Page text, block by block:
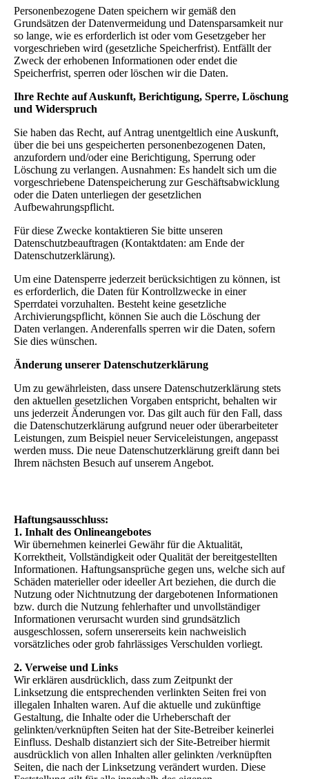
Personenbezogene Daten speichern wir gemäß den
Grundsätzen der Datenvermeidung und Datensparsamkeit nur
so lange, wie es erforderlich ist oder vom Gesetzgeber her
vorgeschrieben wird (gesetzliche Speicherfrist). Entfällt der
Zweck der erhobenen Informationen oder endet die
Speicherfrist, sperren oder löschen wir die Daten.
Ihre Rechte auf Auskunft, Berichtigung, Sperre, Löschung
und Widerspruch
Sie haben das Recht, auf Antrag unentgeltlich eine Auskunft,
über die bei uns gespeicherten personenbezogenen Daten,
anzufordern und/oder eine Berichtigung, Sperrung oder
Löschung zu verlangen. Ausnahmen: Es handelt sich um die
vorgeschriebene Datenspeicherung zur Geschäftsabwicklung
oder die Daten unterliegen der gesetzlichen
Aufbewahrungspflicht.
Für diese Zwecke kontaktieren Sie bitte unseren
Datenschutzbeauftragen (Kontaktdaten: am Ende der
Datenschutzerklärung).
Um eine Datensperre jederzeit berücksichtigen zu können, ist
es erforderlich, die Daten für Kontrollzwecke in einer
Sperrdatei vorzuhalten. Besteht keine gesetzliche
Archivierungspflicht, können Sie auch die Löschung der
Daten verlangen. Anderenfalls sperren wir die Daten, sofern
Sie dies wünschen.
Änderung unserer Datenschutzerklärung
Um zu gewährleisten, dass unsere Datenschutzerklärung stets
den aktuellen gesetzlichen Vorgaben entspricht, behalten wir
uns jederzeit Änderungen vor. Das gilt auch für den Fall, dass
die Datenschutzerklärung aufgrund neuer oder überarbeiteter
Leistungen, zum Beispiel neuer Serviceleistungen, angepasst
werden muss. Die neue Datenschutzerklärung greift dann bei
Ihrem nächsten Besuch auf unserem Angebot.
Haftungsausschluss:
1. Inhalt des Onlineangebotes
Wir übernehmen keinerlei Gewähr für die Aktualität,
Korrektheit, Vollständigkeit oder Qualität der bereitgestellten
Informationen. Haftungsansprüche gegen uns, welche sich auf
Schäden materieller oder ideeller Art beziehen, die durch die
Nutzung oder Nichtnutzung der dargebotenen Informationen
bzw. durch die Nutzung fehlerhafter und unvollständiger
Informationen verursacht wurden sind grundsätzlich
ausgeschlossen, sofern unsererseits kein nachweislich
vorsätzliches oder grob fahrlässiges Verschulden vorliegt.
2. Verweise und Links
Wir erklären ausdrücklich, dass zum Zeitpunkt der
Linksetzung die entsprechenden verlinkten Seiten frei von
illegalen Inhalten waren. Auf die aktuelle und zukünftige
Gestaltung, die Inhalte oder die Urheberschaft der
gelinkten/verknüpften Seiten hat der Site-Betreiber keinerlei
Einfluss. Deshalb distanziert sich der Site-Betreiber hiermit
ausdrücklich von allen Inhalten aller gelinkten /verknüpften
Seiten, die nach der Linksetzung verändert wurden. Diese